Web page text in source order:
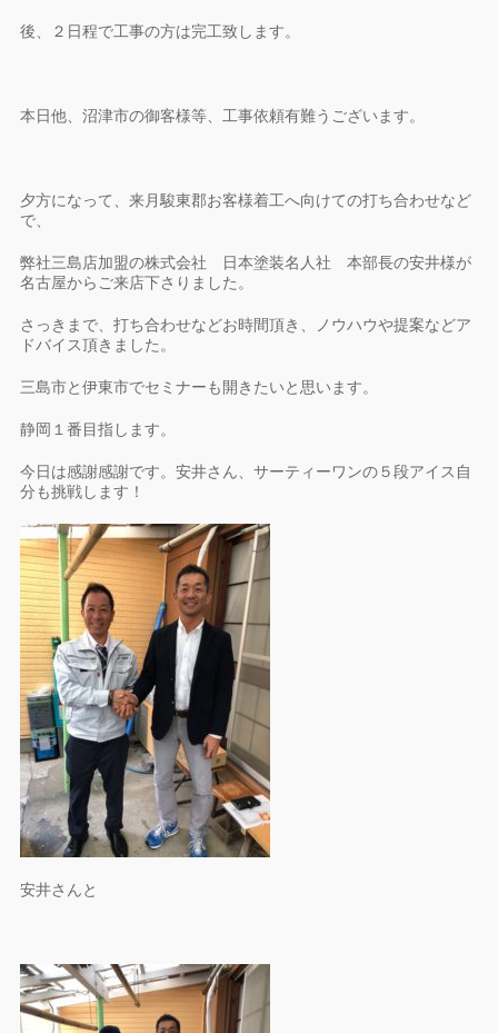
後、２日程で工事の方は完工致します。
本日他、沼津市の御客様等、工事依頼有難うございます。
夕方になって、来月駿東郡お客様着工へ向けての打ち合わせなど
で、
弊社三島店加盟の株式会社 日本塗装名人社 本部長の安井様が
名古屋からご来店下さりました。
さっきまで、打ち合わせなどお時間頂き、ノウハウや提案などア
ドバイス頂きました。
三島市と伊東市でセミナーも開きたいと思います。
静岡１番目指します。
今日は感謝感謝です。安井さん、サーティーワンの５段アイス自
分も挑戦します！
安井さんと